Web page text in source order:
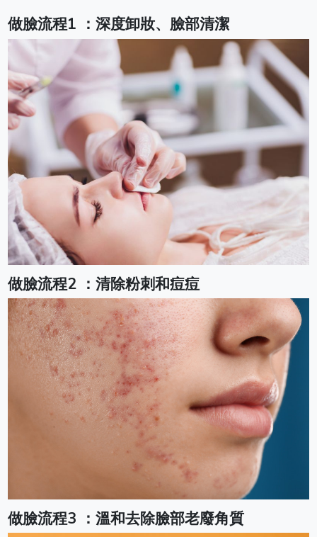
做臉流程1 ：深度卸妝、臉部清潔
做臉流程2 ：清除粉刺和痘痘
做臉流程3 ：溫和去除臉部老廢角質